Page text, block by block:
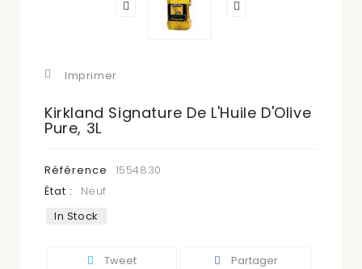
Imprimer
Kirkland Signature De L'Huile D'Olive
Pure, 3L
Référence
1554830
État :
Neuf
In Stock
Tweet Partager